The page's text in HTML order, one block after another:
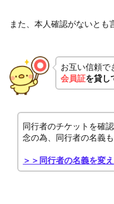
また、本人確認がないとも
お互い信頼で
会員証を貸し
同行者のチケットを確
念の為、同行者の名義
＞＞同行者の名義を変